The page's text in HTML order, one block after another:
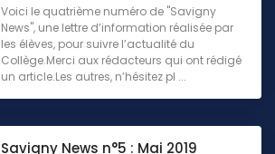
Voici le quatrième numéro de "Savigny
News", une lettre d’information réalisée par
les élèves, pour suivre l’actualité du
Collège.Merci aux rédacteurs qui ont rédigé
un article.Les autres, n’hésitez pl ...
Savigny News n°5 : Mai 2019